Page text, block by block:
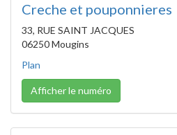
Creche et pouponnieres
33, RUE SAINT JACQUES
06250 Mougins
Plan
Afficher le numéro